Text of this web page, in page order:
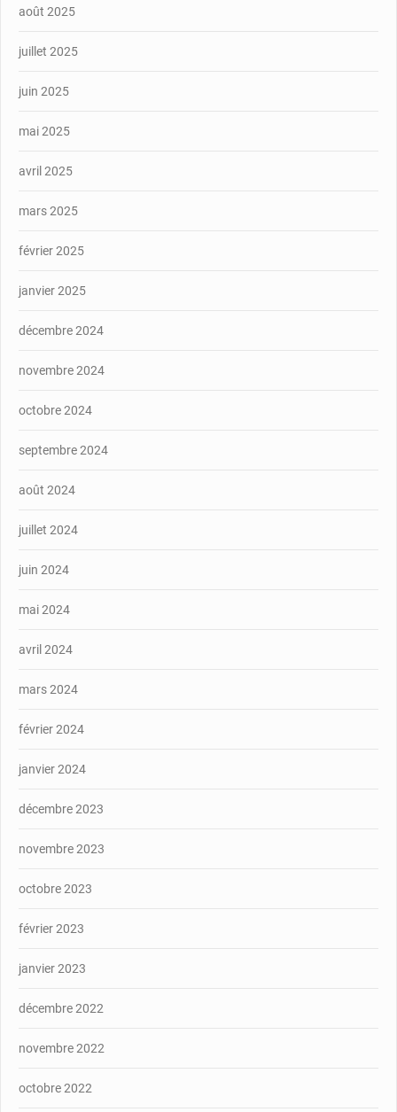
août 2025
juillet 2025
juin 2025
mai 2025
avril 2025
mars 2025
février 2025
janvier 2025
décembre 2024
novembre 2024
octobre 2024
septembre 2024
août 2024
juillet 2024
juin 2024
mai 2024
avril 2024
mars 2024
février 2024
janvier 2024
décembre 2023
novembre 2023
octobre 2023
février 2023
janvier 2023
décembre 2022
novembre 2022
octobre 2022